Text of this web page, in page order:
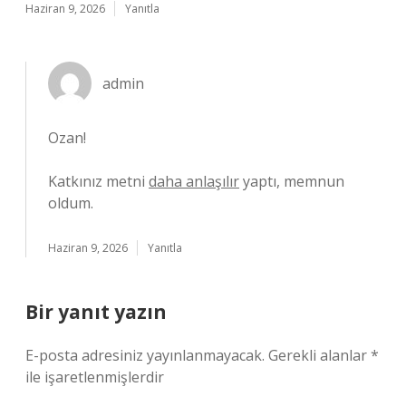
Haziran 9, 2026 Yanıtla
admin
Ozan!
Katkınız metni daha anlaşılıryaptı, memnun
oldum.
Haziran 9, 2026 Yanıtla
Bir yanıt yazın
E-posta adresiniz yayınlanmayacak. Gerekli alanlar*
ile işaretlenmişlerdir